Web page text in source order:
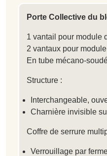
Porte Collective du
1 vantail pour module
2 vantaux pour
En tube mécano-
Structure :
Interchangeable,
Charnière invisible
Coffre de serrure
Verrouillage par